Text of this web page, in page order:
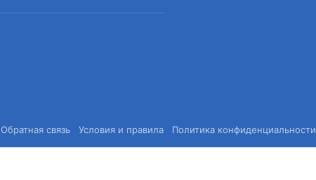
Обратная связь Условия и правила Политика конфиденциальности